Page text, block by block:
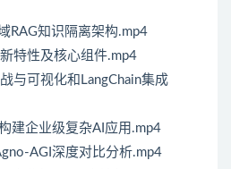
RAG知识隔离架构.mp4
特性及核心组件.mp4
与可视化和LangChain集成
建企业级复杂AI应用.mp4
AGI深度对比分析.mp4